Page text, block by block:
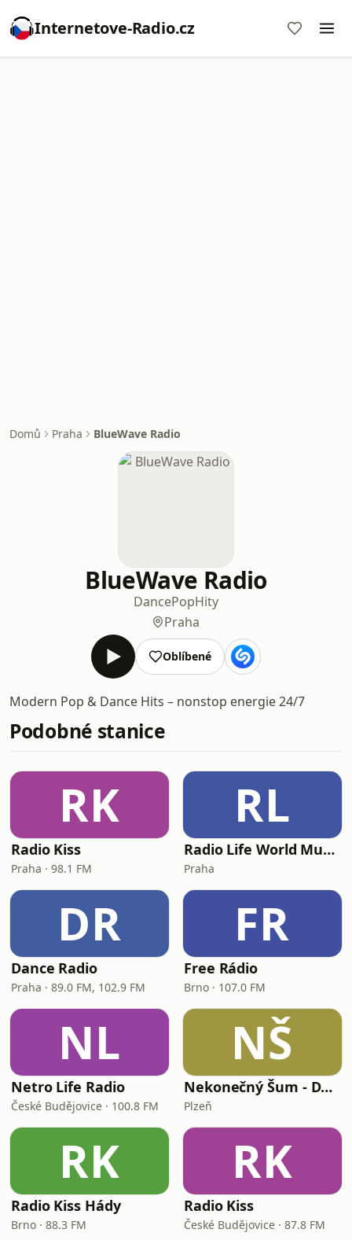
Internetove-Radio.cz
Domů Praha BlueWave Radio
BlueWave Radio
DancePopHity
Praha
Oblíbené
Modern Pop & Dance Hits – nonstop energie 24/7
Podobné stanice
RK
Radio Kiss
Praha · 98.1 FM
RL
Radio Life World Music Station
Praha
DR
Dance Radio
Praha · 89.0 FM, 102.9 FM
FR
Free Rádio
Brno · 107.0 FM
NL
Netro Life Radio
České Budějovice · 100.8 FM
NŠ
Nekonečný Šum - Dance Hits
Plzeň
RK
Radio Kiss Hády
Brno · 88.3 FM
RK
Radio Kiss
České Budějovice · 87.8 FM